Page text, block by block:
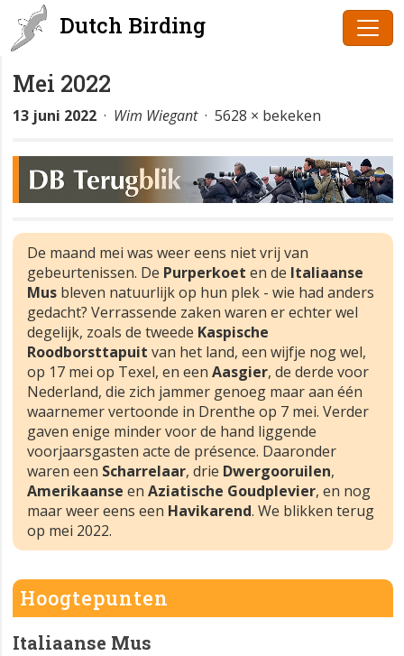
Dutch Birding
Mei 2022
13 juni 2022 · Wim Wiegant· 5628 × bekeken
De maand mei was weer eens niet vrij van
gebeurtenissen. De Purperkoet en de Italiaanse
Mus bleven natuurlijk op hun plek - wie had anders
gedacht? Verrassende zaken waren er echter wel
degelijk, zoals de tweede Kaspische
Roodborsttapuit van het land, een wijfje nog wel,
op 17 mei op Texel, en een Aasgier, de derde voor
Nederland, die zich jammer genoeg maar aan één
waarnemer vertoonde in Drenthe op 7 mei. Verder
gaven enige minder voor de hand liggende
voorjaarsgasten acte de présence. Daaronder
waren een Scharrelaar, drie Dwergooruilen,
Amerikaanse en Aziatische Goudplevier, en nog
maar weer eens een Havikarend. We blikken terug
op mei 2022.
Hoogtepunten
Italiaanse Mus